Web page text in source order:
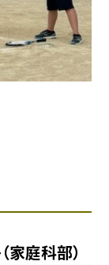
家庭科部）